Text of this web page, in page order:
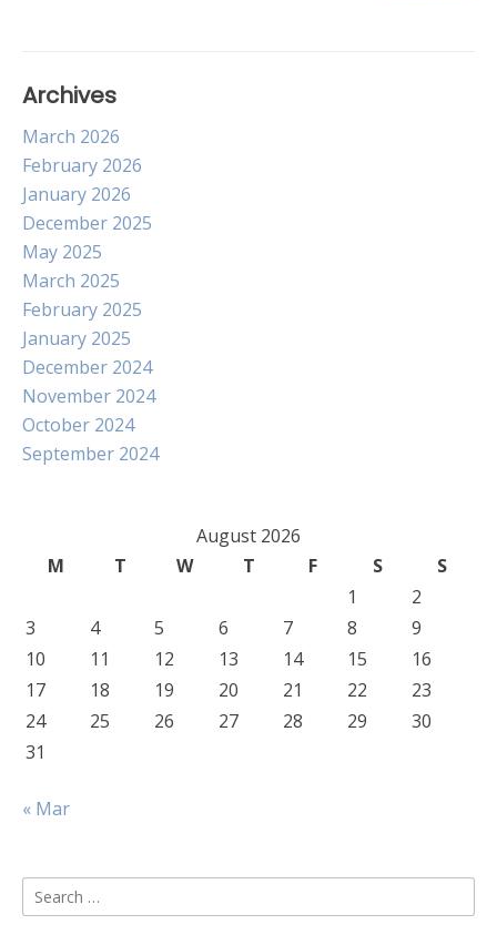
Archives
March 2026
February 2026
January 2026
December 2025
May 2025
March 2025
February 2025
January 2025
December 2024
November 2024
October 2024
September 2024
August 2026
M
T W T F S
S
1
2
3
4 5 6 7 8
9
10
11 12 13 14 15
16
17
18 19 20 21 22
23
24
25 26 27 28 29
30
31
« Mar
Search
for: